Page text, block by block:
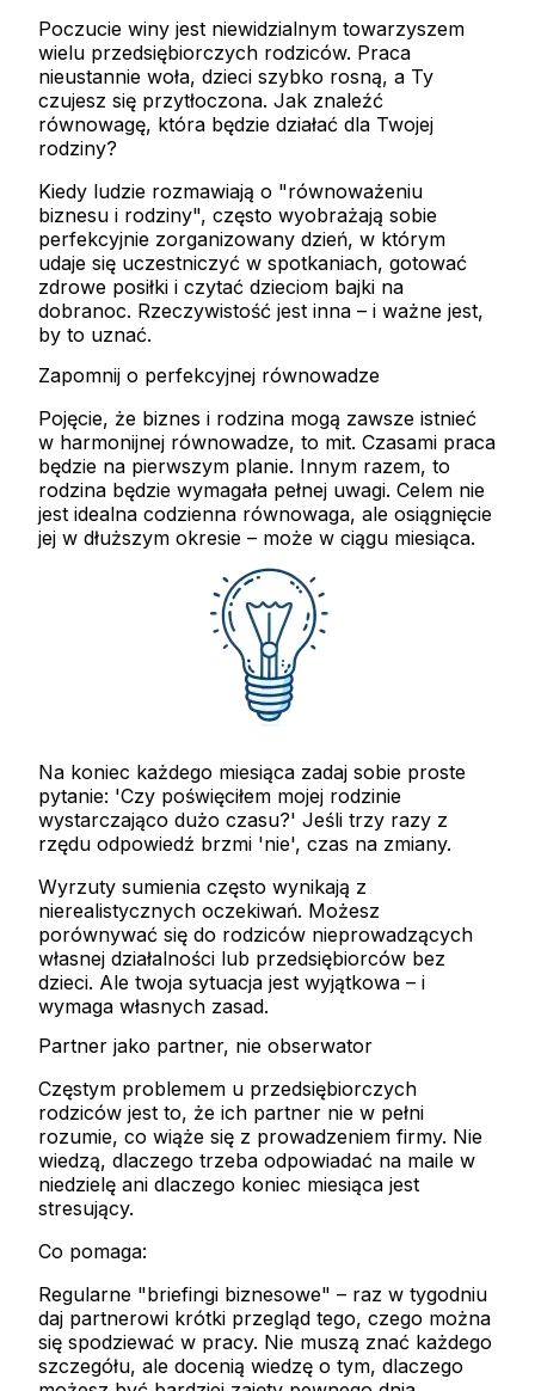
Poczucie winy jest niewidzialnym towarzyszem
wielu przedsiębiorczych rodziców. Praca
nieustannie woła, dzieci szybko rosną, a Ty
czujesz się przytłoczona. Jak znaleźć
równowagę, która będzie działać dla Twojej
rodziny?
Kiedy ludzie rozmawiają o "równoważeniu
biznesu i rodziny", często wyobrażają sobie
perfekcyjnie zorganizowany dzień, w którym
udaje się uczestniczyć w spotkaniach, gotować
zdrowe posiłki i czytać dzieciom bajki na
dobranoc. Rzeczywistość jest inna – i ważne jest,
by to uznać.
Zapomnij o perfekcyjnej równowadze
Pojęcie, że biznes i rodzina mogą zawsze istnieć
w harmonijnej równowadze, to mit. Czasami praca
będzie na pierwszym planie. Innym razem, to
rodzina będzie wymagała pełnej uwagi. Celem nie
jest idealna codzienna równowaga, ale osiągnięcie
jej w dłuższym okresie – może w ciągu miesiąca.
Na koniec każdego miesiąca zadaj sobie proste
pytanie: 'Czy poświęciłem mojej rodzinie
wystarczająco dużo czasu?' Jeśli trzy razy z
rzędu odpowiedź brzmi 'nie', czas na zmiany.
Wyrzuty sumienia często wynikają z
nierealistycznych oczekiwań. Możesz
porównywać się do rodziców nieprowadzących
własnej działalności lub przedsiębiorców bez
dzieci. Ale twoja sytuacja jest wyjątkowa – i
wymaga własnych zasad.
Partner jako partner, nie obserwator
Częstym problemem u przedsiębiorczych
rodziców jest to, że ich partner nie w pełni
rozumie, co wiąże się z prowadzeniem firmy. Nie
wiedzą, dlaczego trzeba odpowiadać na maile w
niedzielę ani dlaczego koniec miesiąca jest
stresujący.
Co pomaga:
Regularne "briefingi biznesowe" – raz w tygodniu
daj partnerowi krótki przegląd tego, czego można
się spodziewać w pracy. Nie muszą znać każdego
szczegółu, ale docenią wiedzę o tym, dlaczego